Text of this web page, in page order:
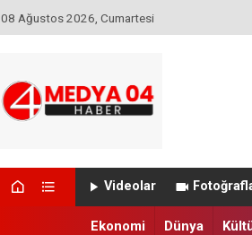
08 Ağustos 2026, Cumartesi
Videolar
Ekonomi Dünya